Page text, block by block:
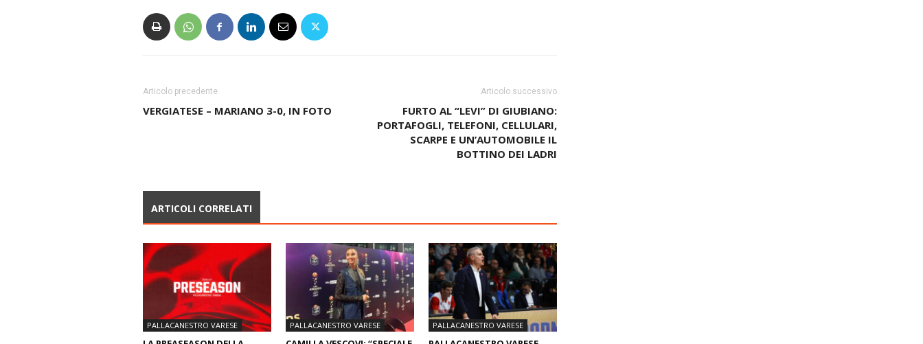
Articolo precedente
VERGIATESE – MARIANO 3-0, IN FOTO
Articolo successivo
FURTO AL “LEVI” DI GIUBIANO:
PORTAFOGLI, TELEFONI, CELLULARI,
SCARPE E UN’AUTOMOBILE IL
BOTTINO DEI LADRI
ARTICOLI CORRELATI
PALLACANESTRO VARESE PALLACANESTRO VARESE PALLACANESTRO VARESE